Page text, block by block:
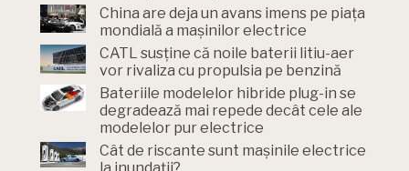
China are deja un avans imens pe piața
mondială a mașinilor electrice
CATL susține că noile baterii litiu-aer
vor rivaliza cu propulsia pe benzină
Bateriile modelelor hibride plug-in se
degradează mai repede decât cele ale
modelelor pur electrice
Cât de riscante sunt mașinile electrice